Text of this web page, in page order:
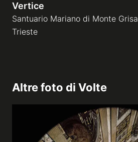
Vertice
Santuario Mariano di Monte Grisa
Trieste
Altre foto di Volte